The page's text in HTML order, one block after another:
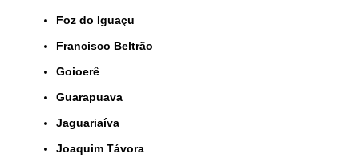
Foz do Iguaçu
Francisco Beltrão
Goioerê
Guarapuava
Jaguariaíva
Joaquim Távora